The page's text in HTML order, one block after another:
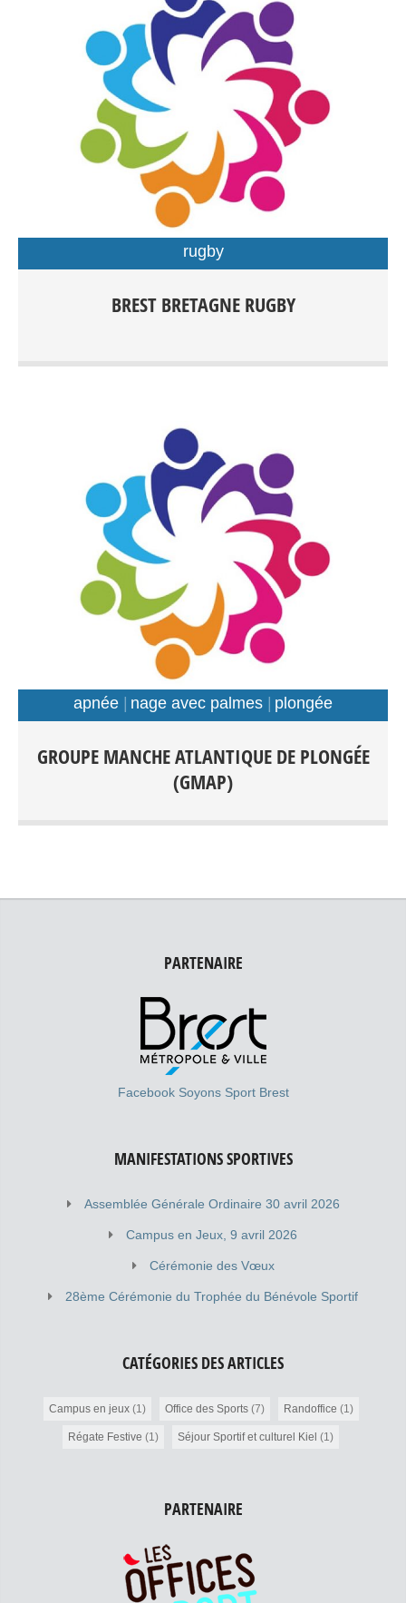
15ans Rugby à XV Loisirs Rugby à X compétition dès
rugby
BREST BRETAGNE RUGBY
public: Débutants-Loisir-Compétition Entraînements:
Piscines: Foch, Kerhallet, Recouvrance, Rade de Brest et
apnée nage avec palmes plongée
GROUPE MANCHE ATLANTIQUE DE PLONGÉE
(GMAP)
PARTENAIRE
Facebook Soyons Sport Brest
MANIFESTATIONS SPORTIVES
Assemblée Générale Ordinaire 30 avril 2026
Campus en Jeux, 9 avril 2026
Cérémonie des Vœux
28ème Cérémonie du Trophée du Bénévole Sportif
CATÉGORIES DES ARTICLES
Campus en jeux(1) Office des Sports(7) Randoffice (1)
Régate Festive (1) Séjour Sportif et culturel Kiel (1)
PARTENAIRE